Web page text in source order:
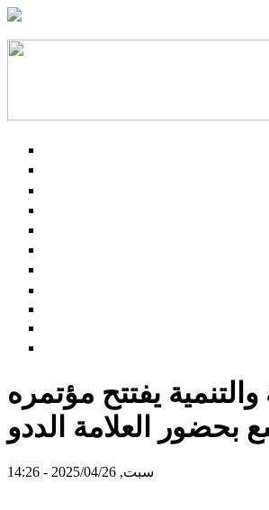
والتنمية يفتتح مؤتمره
بحضور العلامة الددو
سبت, 2025/04/26 - 14:26